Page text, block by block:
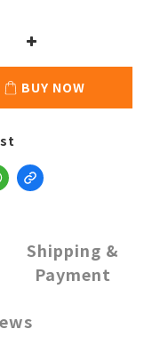
BUY NOW
Shipping &
Payment